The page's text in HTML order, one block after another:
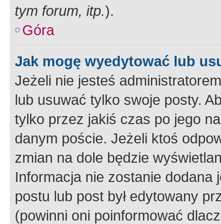
tym forum, itp.).
Góra
Jak mogę wyedytować lub
Jeżeli nie jesteś
lub usuwać tylko swoje posty.
tylko przez jakiś czas po jego
danym poście. Jeżeli ktoś
zmian na dole będzie
Informacja nie zostanie dodana
postu lub post był edytowany
(powinni oni poinformować